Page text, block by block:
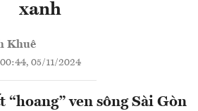
xanh
Khuê
00:44, 05/11/2024
ven sông Sài Gòn